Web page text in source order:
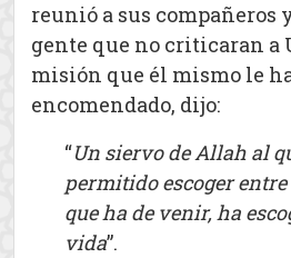
reunió a sus compañeros
gente que no criticaran a
misión que él mismo le
encomendado, dijo:
“Un siervo de Allah al
permitido escoger
que ha de venir, ha
vida”.